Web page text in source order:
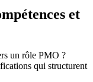
et
un rôle PMO ?
qui structurent